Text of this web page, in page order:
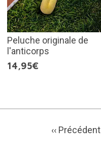
Peluche originale de
l'anticorps
14,95€
‹‹ Précédent